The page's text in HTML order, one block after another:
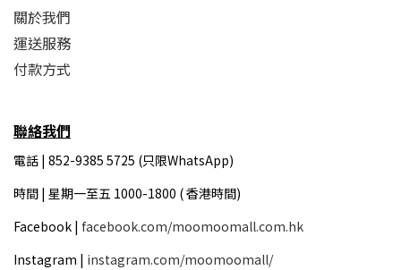
關於我們
運送服務
付款方式
聯絡我們
電話 | 852-9385 5725 (只限WhatsApp)
時間 | 星期一至五 1000-1800 ( 香港時間)
Facebook | facebook.com/moomoomall.com.hk
Instagram | instagram.com/moomoomall/